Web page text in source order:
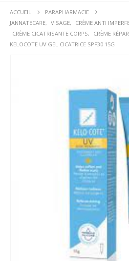
ACCUEIL
PARAPHARMACIE
JANNATECARE, VISAGE, CRÈME ANTI
CRÈME CICATRISANTE CORPS,
CRÈME
KELOCOTE UV GEL CICATRICE SPF30 15G